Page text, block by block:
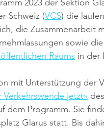
2023 der Sektion
Schweiz (VCS) die
die Zusammenarbeit
sowie
Raums in der
mit Unterstützung der
Verkehrswende jetzt»
dem Programm. Sie
Glarus statt. Bis